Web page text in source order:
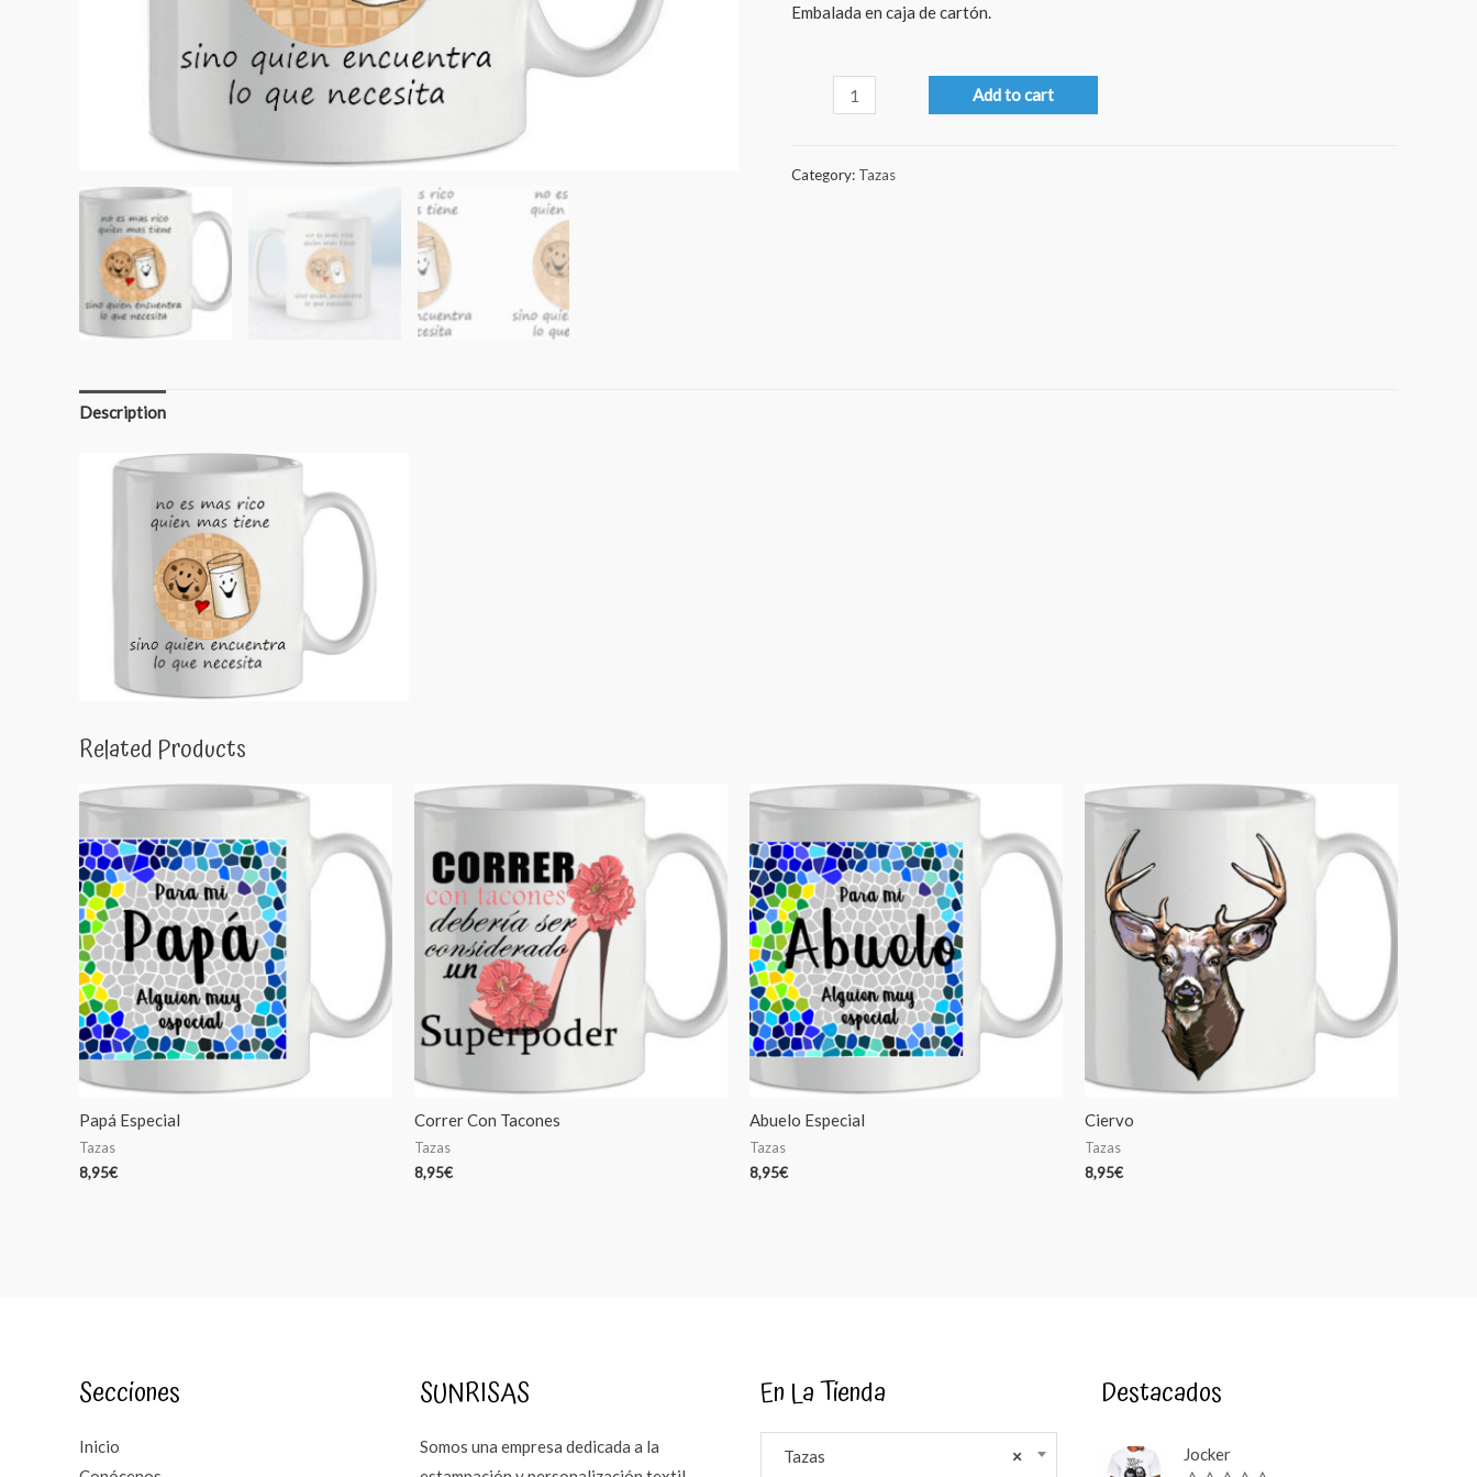
Embalada en caja de cartón.
rico
Add to cart
Category: Tazas
Description
Related Products
Papá Especial
Tazas
8,95€
Correr Con Tacones
Tazas
8,95€
Abuelo Especial
Tazas
8,95€
Ciervo
Tazas
8,95€
Secciones
Inicio
SUNRISAS
Somos una empresa dedicada a la
En La Tienda
×
Tazas
Destacados
Jocker